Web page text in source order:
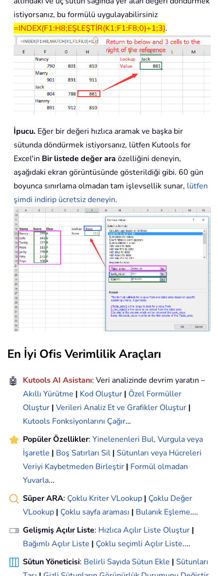
istiyorsanız, bu formülü uygulayabilirsiniz
=INDEX(F1:H8;EŞLEŞTİR(K1;F1:F8;0)+1;3).
İpucu. Eğer bir değeri hızlıca aramak ve başka bir
sütunda döndürmek istiyorsanız, lütfen Kutools for
Excel'in Bir listede değer ara özelliğini deneyin,
aşağıdaki ekran görüntüsünde gösterildiği gibi. 60 gün
boyunca sınırlama olmadan tam işlevsellik sunar, lütfen
şimdi indirip ücretsiz deneyin.
En İyi Ofis Verimlilik Araçları
🤖 Kutools AI Asistanı: Veri analizinde devrim yaratın –
Akıllı Yürütme | Kod Oluştur | Özel Formüller
Oluştur | Verileri Analiz Et ve Grafikler Oluştur |
Kutools Fonksiyonlarını Çağır…
Popüler Özellikler: Yinelenenleri Bul, Vurgula veya
İşaretle | Boş Satırları Sil | Sütunları veya Hücreleri
Veriyi Kaybetmeden Birleştir | Formül olmadan
Yuvarla...
Süper ARA: Çoklu Kriter VLookup | Çoklu Değer
VLookup | Çoklu sayfa araması | Bulanık Eşleme....
Gelişmiş Açılır Liste: Hızlıca Açılır Liste Oluştur |
Bağımlı Açılır Liste | Çoklu seçimli Açılır Liste....
Sütun Yöneticisi: Belirli Sayıda Sütun Ekle | Sütunları